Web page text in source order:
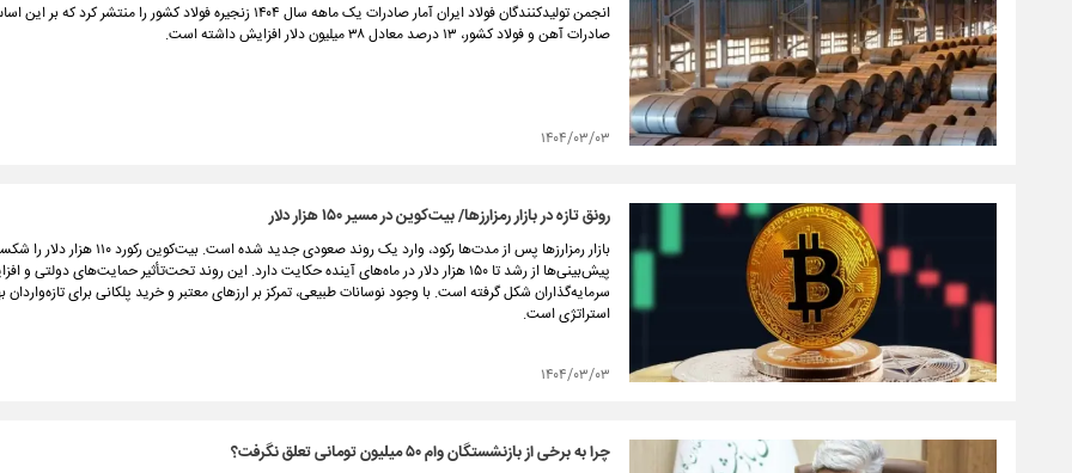
انجمن تولیدکنندگان فولاد ایران آمار صادرات یک ماهه سال ۱۴۰۴ زنجیره فولاد کشور را منتشر کرد
صادرات آهن و فولاد کشور، ۱۳ درصد معادل ۳۸ میلیون دلار افزایش داشته است.
۱۴۰۴/۰۳/۰۳
رونق تازه در بازار رمزارزها/ بیت‌کوین در مسیر ۱۵۰ هزار دلار
بازار رمزارزها پس از مدت‌ها رکود، وارد یک روند صعودی جدید شده است. بیت‌کوین
پیش‌بینی‌ها از رشد تا ۱۵۰ هزار دلار در ماه‌های آینده حکایت دارد. این روند تحت‌تأثیر حمایت‌های دولتی و
سرمایه‌گذاران شکل گرفته است. با وجود نوسانات طبیعی، تمرکز بر ارزهای معتبر و خرید پلکانی برای تازه‌واردان
استراتژی است.
۱۴۰۴/۰۳/۰۳
چرا به برخی از بازنشستگان وام ۵۰ میلیون تومانی تعلق نگرفت؟